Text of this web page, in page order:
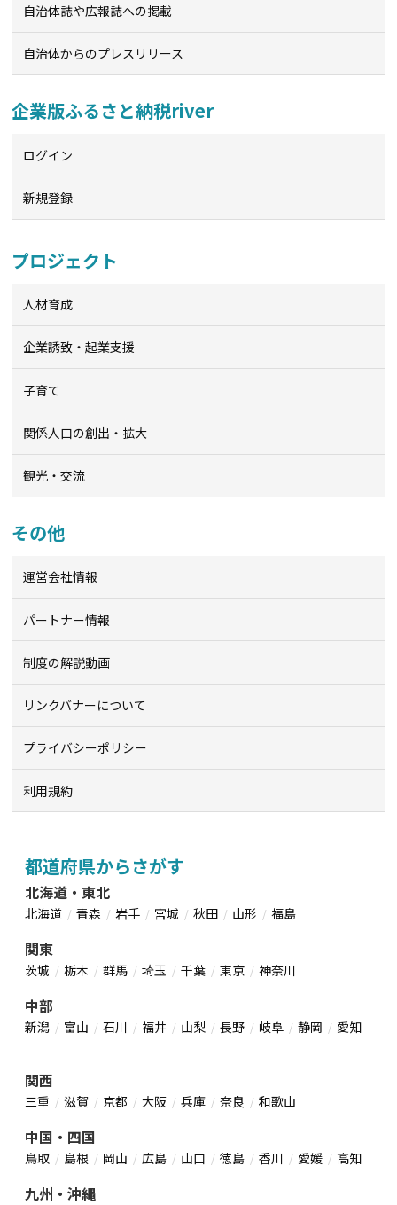
自治体誌や広報誌への掲載
自治体からのプレスリリース
企業版ふるさと納税river
ログイン
新規登録
プロジェクト
人材育成
企業誘致・起業支援
子育て
関係人口の創出・拡大
観光・交流
その他
運営会社情報
パートナー情報
制度の解説動画
リンクバナーについて
プライバシーポリシー
利用規約
都道府県からさがす
北海道・東北
北海道 青森 岩手 宮城 秋田 山形 福島
関東
茨城 栃木 群馬 埼玉 千葉 東京 神奈川
中部
新潟 富山 石川 福井 山梨 長野 岐阜 静岡 愛知
関西
三重 滋賀 京都 大阪 兵庫 奈良 和歌山
中国・四国
鳥取 島根 岡山 広島 山口 徳島 香川 愛媛 高知
九州・沖縄